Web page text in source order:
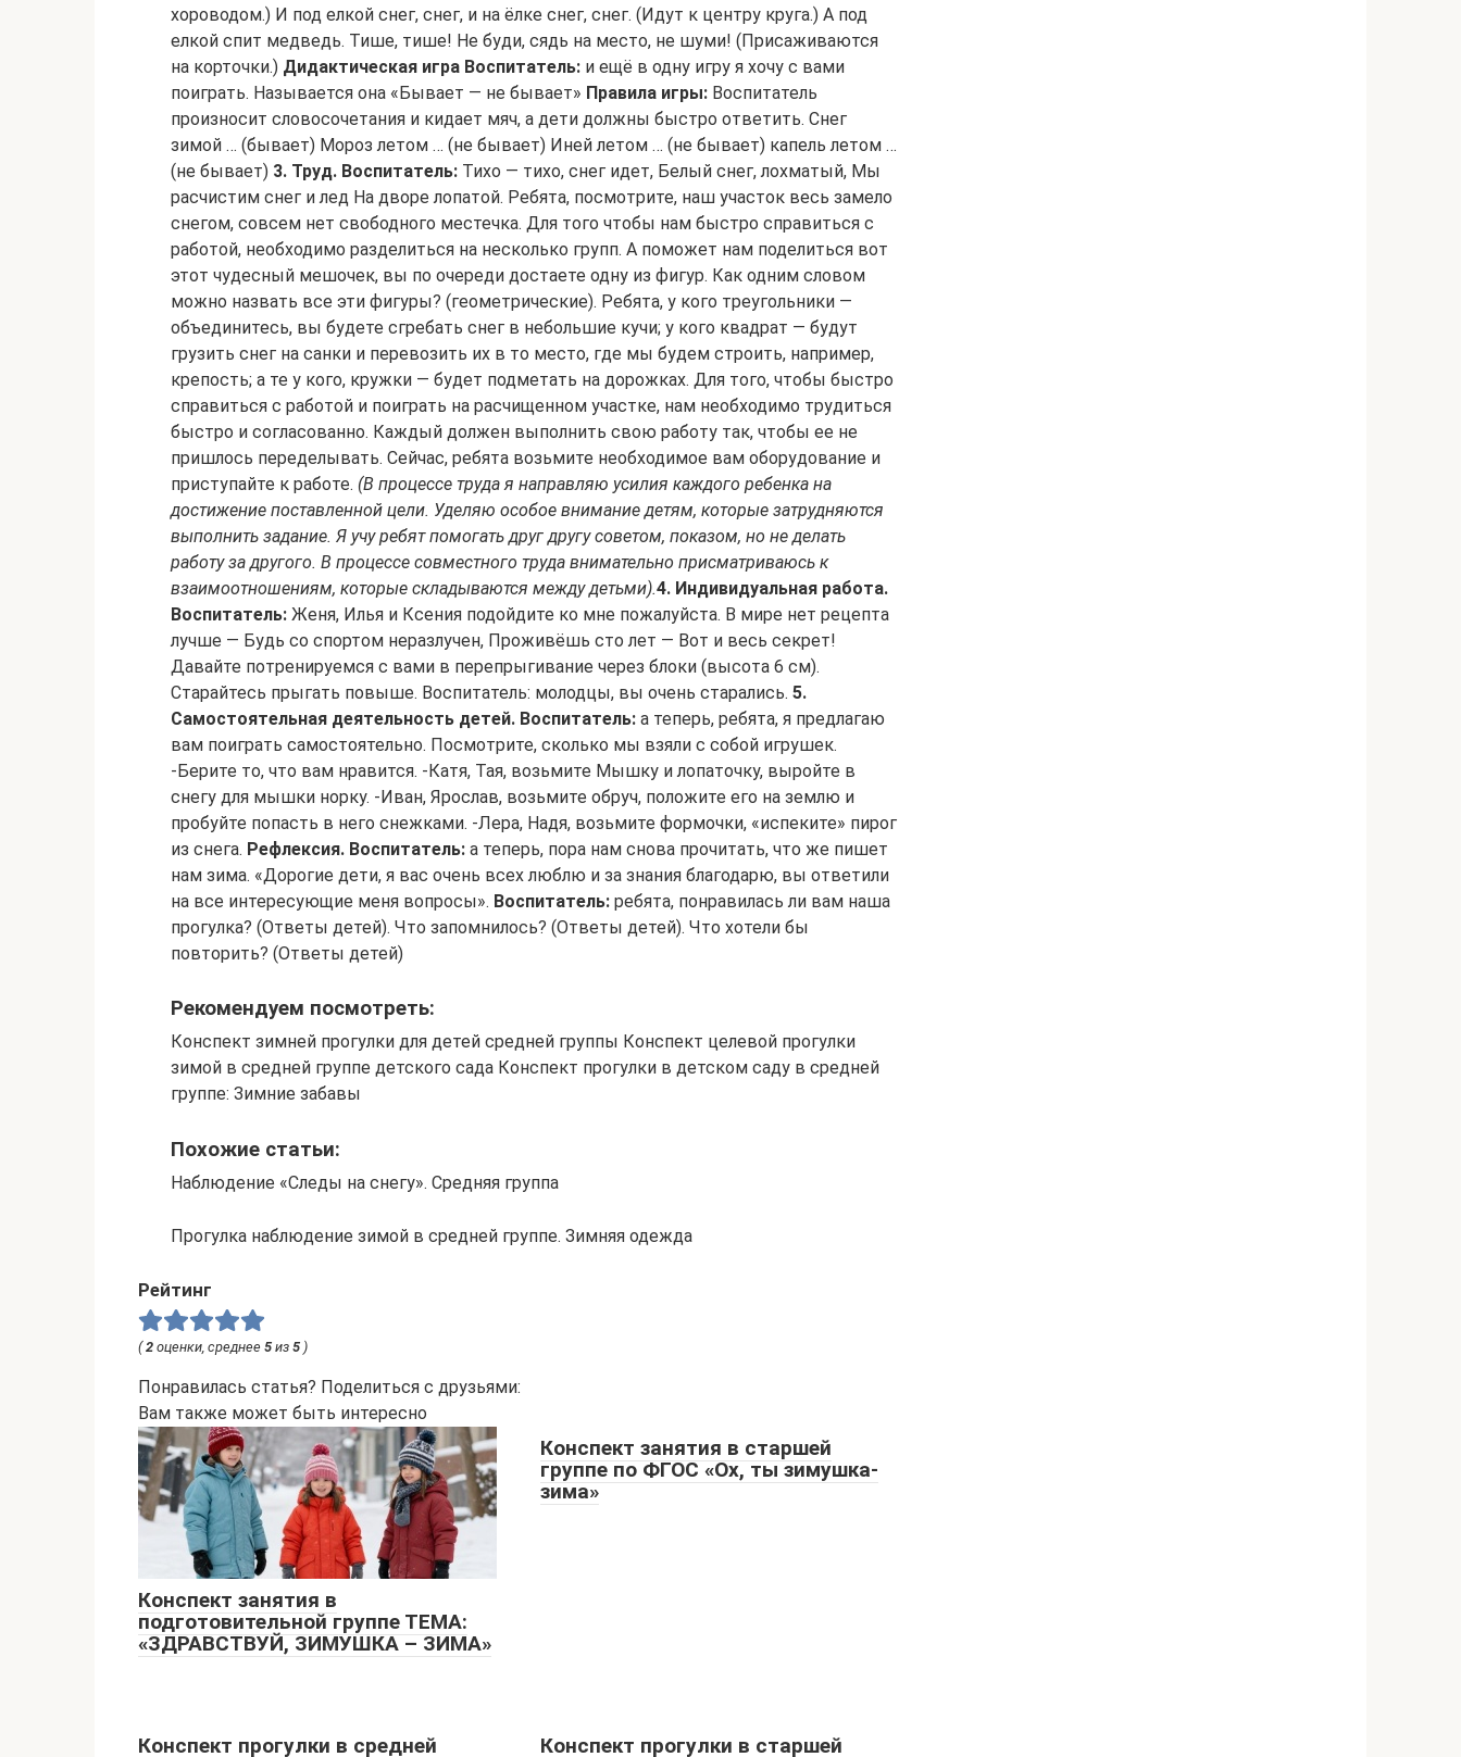
хороводом.) И под елкой снег, снег, и на ёлке снег, снег. (Идут к центру круга.) А под
елкой спит медведь. Тише, тише! Не буди, сядь на место, не шуми! (Присаживаются
на корточки.) Дидактическая игра Воспитатель: и ещё в одну игру я хочу с вами
поиграть. Называется она «Бывает — не бывает» Правила игры: Воспитатель
произносит словосочетания и кидает мяч, а дети должны быстро ответить. Снег
зимой … (бывает) Мороз летом … (не бывает) Иней летом … (не бывает) капель летом …
(не бывает) 3. Труд. Воспитатель: Тихо — тихо, снег идет, Белый снег, лохматый, Мы
расчистим снег и лед На дворе лопатой. Ребята, посмотрите, наш участок весь замело
снегом, совсем нет свободного местечка. Для того чтобы нам быстро справиться с
работой, необходимо разделиться на несколько групп. А поможет нам поделиться вот
этот чудесный мешочек, вы по очереди достаете одну из фигур. Как одним словом
можно назвать все эти фигуры? (геометрические). Ребята, у кого треугольники —
объединитесь, вы будете сгребать снег в небольшие кучи; у кого квадрат — будут
грузить снег на санки и перевозить их в то место, где мы будем строить, например,
крепость; а те у кого, кружки — будет подметать на дорожках. Для того, чтобы быстро
справиться с работой и поиграть на расчищенном участке, нам необходимо трудиться
быстро и согласованно. Каждый должен выполнить свою работу так, чтобы ее не
пришлось переделывать. Сейчас, ребята возьмите необходимое вам оборудование и
приступайте к работе. (В процессе труда я направляю усилия каждого ребенка на
достижение поставленной цели. Уделяю особое внимание детям, которые затрудняются
выполнить задание. Я учу ребят помогать друг другу советом, показом, но не делать
работу за другого. В процессе совместного труда внимательно присматриваюсь к
взаимоотношениям, которые складываются между детьми).4. Индивидуальная работа.
Воспитатель: Женя, Илья и Ксения подойдите ко мне пожалуйста. В мире нет рецепта
лучше — Будь со спортом неразлучен, Проживёшь сто лет — Вот и весь секрет!
Давайте потренируемся с вами в перепрыгивание через блоки (высота 6 см).
Старайтесь прыгать повыше. Воспитатель: молодцы, вы очень старались. 5.
Самостоятельная деятельность детей. Воспитатель: а теперь, ребята, я предлагаю
вам поиграть самостоятельно. Посмотрите, сколько мы взяли с собой игрушек.
-Берите то, что вам нравится. -Катя, Тая, возьмите Мышку и лопаточку, выройте в
снегу для мышки норку. -Иван, Ярослав, возьмите обруч, положите его на землю и
пробуйте попасть в него снежками. -Лера, Надя, возьмите формочки, «испеките» пирог
из снега. Рефлексия. Воспитатель: а теперь, пора нам снова прочитать, что же пишет
нам зима. «Дорогие дети, я вас очень всех люблю и за знания благодарю, вы ответили
на все интересующие меня вопросы». Воспитатель: ребята, понравилась ли вам наша
прогулка? (Ответы детей). Что запомнилось? (Ответы детей). Что хотели бы
повторить? (Ответы детей)
Рекомендуем посмотреть:
Конспект зимней прогулки для детей средней группы Конспект целевой прогулки
зимой в средней группе детского сада Конспект прогулки в детском саду в средней
группе: Зимние забавы
Похожие статьи:
Наблюдение «Следы на снегу». Средняя группа
Прогулка наблюдение зимой в средней группе. Зимняя одежда
Рейтинг
(2 оценки, среднее 5 из 5 )
Понравилась статья? Поделиться с друзьями:
Вам также может быть интересно
Конспект занятия в
подготовительной группе ТЕМА:
«ЗДРАВСТВУЙ, ЗИМУШКА – ЗИМА»
Конспект занятия в старшей
группе по ФГОС «Ох, ты зимушка-
зима»
Конспект прогулки в средней
Конспект прогулки в старшей